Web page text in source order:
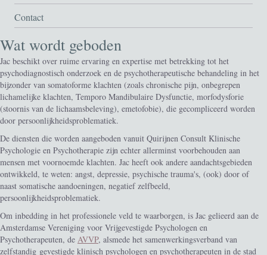
Contact
Wat wordt geboden
Jac beschikt over ruime ervaring en expertise met betrekking tot het
psychodiagnostisch onderzoek en de psychotherapeutische behandeling in het
bijzonder van somatoforme klachten (zoals chronische pijn, onbegrepen
lichamelijke klachten, Temporo Mandibulaire Dysfunctie, morfodysforie
(stoornis van de lichaamsbeleving), emetofobie), die gecompliceerd worden
door persoonlijkheidsproblematiek.
De diensten die worden aangeboden vanuit Quirijnen Consult Klinische
Psychologie en Psychotherapie zijn echter allerminst voorbehouden aan
mensen met voornoemde klachten. Jac heeft ook andere aandachtsgebieden
ontwikkeld, te weten: angst, depressie, psychische trauma's, (ook) door of
naast somatische aandoeningen, negatief zelfbeeld,
persoonlijkheidsproblematiek.
Om inbedding in het professionele veld te waarborgen, is Jac gelieerd aan de
Amsterdamse Vereniging voor Vrijgevestigde Psychologen en
Psychotherapeuten, de AVVP, alsmede het samenwerkingsverband van
zelfstandig gevestigde klinisch psychologen en psychotherapeuten in de stad